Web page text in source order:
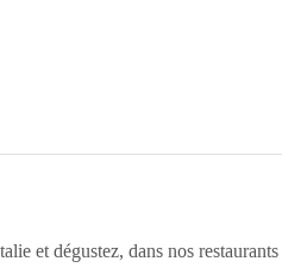
et dégustez, dans nos